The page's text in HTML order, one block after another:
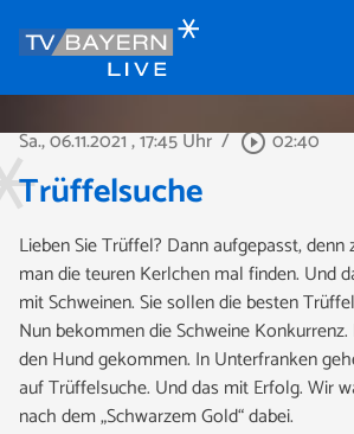
Sa., 06.11.2021, 17:45 Uhr / play_circle_outline02:40
Trüffelsuche
Lieben Sie Trüffel? Dann aufgepasst,
man die teuren Kerlchen mal finden. Und
mit Schweinen. Sie sollen die besten
Nun bekommen die Schweine
den Hund gekommen. In Unterfranken
auf Trüffelsuche. Und das mit Erfolg. Wir
nach dem „Schwarzem Gold“ dabei.